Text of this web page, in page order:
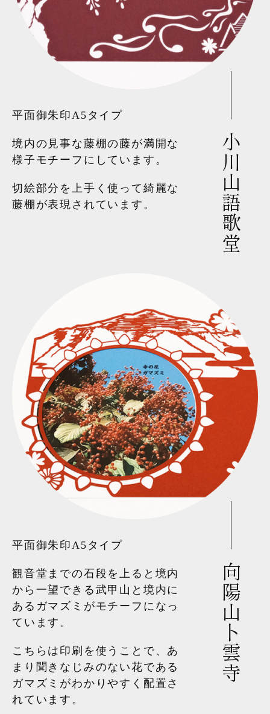
小川山語歌堂
平面御朱印A5タイプ
境内の見事な藤棚の藤が満開な
様子モチーフにしています。
切絵部分を上手く使って綺麗な
藤棚が表現されています。
向陽山卜雲寺
平面御朱印A5タイプ
観音堂までの石段を上ると境内
から一望できる武甲山と境内に
あるガマズミがモチーフになっ
ています。
こちらは印刷を使うことで、あ
まり聞きなじみのない花である
ガマズミがわかりやすく配置さ
れています。